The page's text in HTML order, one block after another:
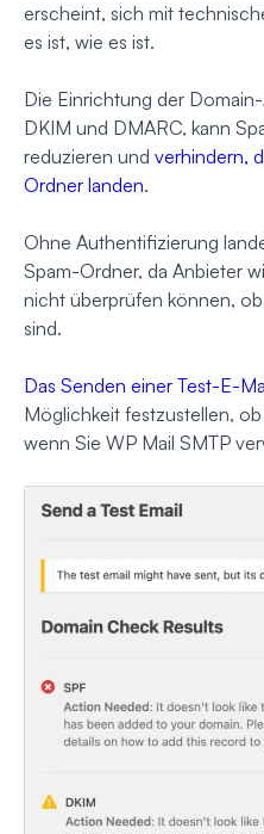
erscheint, sich mit
es ist, wie es ist.
Die Einrichtung der
DKIM und DMARC, kann
reduzieren und verhindern,
Ordner landen.
Ohne Authentifizierung
Spam-Ordner, da Anbieter
nicht überprüfen können,
sind.
Das Senden einer Test-E-
Möglichkeit festzustellen,
wenn Sie WP Mail SMTP